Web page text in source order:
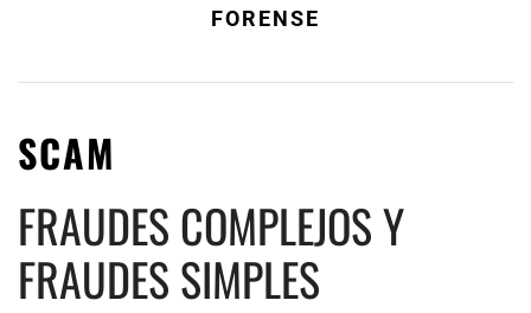
FORENSE
SCAM
FRAUDES COMPLEJOS Y
FRAUDES SIMPLES